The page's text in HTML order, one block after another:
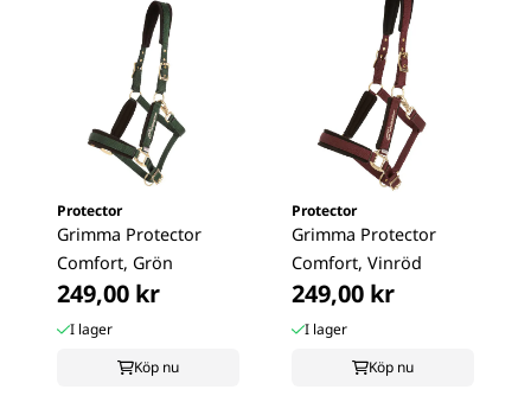
Protector
Grimma Protector
Comfort, Grön
249,00 kr
I lager
Köp nu
Protector
Grimma Protector
Comfort, Vinröd
249,00 kr
I lager
Köp nu